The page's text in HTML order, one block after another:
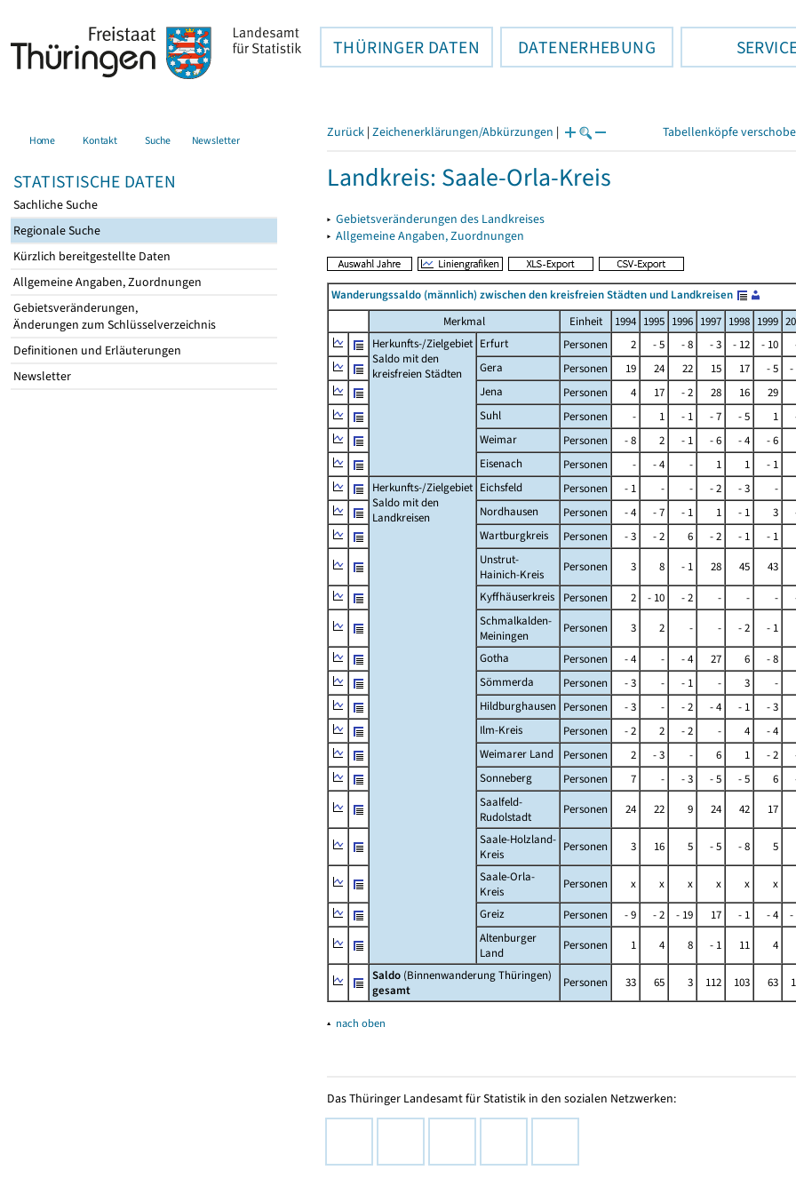
THÜRINGER DATEN DATENERHEBUNG
Home Kontakt Suche Newsletter
STATISTISCHE DATEN
Sachliche Suche
Regionale Suche
Kürzlich bereitgestellte Daten
Allgemeine Angaben, Zuordnungen
Gebietsveränderungen,
Änderungen zum Schlüsselverzeichnis
Definitionen und Erläuterungen
Newsletter
Zurück | Zeichenerklärungen/Abkürzungen | Tabellenköpfe
Landkreis: Saale-Orla-Kreis
▸ Gebietsveränderungen des Landkreises
▸ Allgemeine Angaben, Zuordnungen
Wanderungssaldo (männlich) zwischen den kreisfreien Städten und Landkreisen
Merkmal
Einheit 1994 1995 1996 1997 1998 1999
Herkunfts-/Zielgebiet
Saldo mit den
kreisfreien Städten
Erfurt Personen 2 - 5 - 8 - 3 - 12 - 10
Gera
Personen 19 24 22 15 17 - 5 -
Jena
Personen 4 17 - 2 28 16 29
Suhl
Personen - 1 - 1 - 7 - 5 1
Weimar
Personen - 8 2 - 1 - 6 - 4 - 6
Eisenach
Personen - - 4 - 1 1 - 1
Herkunfts-/Zielgebiet
Saldo mit den
Landkreisen
Eichsfeld Personen - 1 - - - 2 - 3 -
Nordhausen
Personen - 4 - 7 - 1 1 - 1 3
Wartburgkreis
Personen - 3 - 2 6 - 2 - 1 - 1
Unstrut-
Hainich-Kreis
Personen 3 8 - 1 28 45 43
Kyffhäuserkreis
Personen 2 - 10 - 2 - - -
Schmalkalden-
Meiningen
Personen 3 2 - - - 2 - 1
Gotha
Personen - 4 - - 4 27 6 - 8
Sömmerda
Personen - 3 - - 1 - 3 -
Hildburghausen Personen - 3 - - 2 - 4 - 1 - 3
Ilm-Kreis
Personen - 2 2 - 2 - 4 - 4
Weimarer Land
Personen 2 - 3 - 6 1 - 2
Sonneberg
Personen 7 - - 3 - 5 - 5 6
Saalfeld-
Rudolstadt
Personen 24 22 9 24 42 17
Saale-Holzland-
Kreis
Personen 3 16 5 - 5 - 8 5
Saale-Orla-
Kreis
Personen x x x x x x
Greiz
Personen - 9 - 2 - 19 17 - 1 - 4 -
Altenburger
Land
Personen 1 4 8 - 1 11 4
Saldo (Binnenwanderung Thüringen)
gesamt
Personen 33 65 3 112 103 63
▴ nach oben
Das Thüringer Landesamt für Statistik in den sozialen Netzwerken: